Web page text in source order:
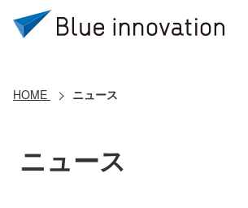
HOME ニュース
ニュース